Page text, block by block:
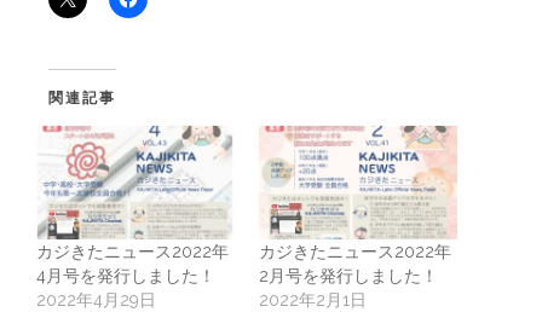
関連記事
カジきたニュース2022年
4月号を発行しました！
2022年4月29日
カジきたニュース2022年
2月号を発行しました！
2022年2月1日